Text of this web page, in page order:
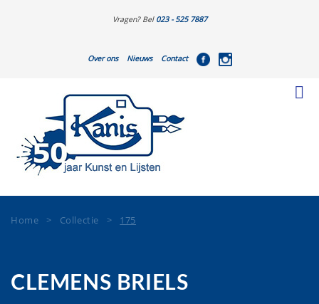
Vragen? Bel 023 - 525 7887
Over ons Nieuws Contact
Home > Collectie > 175
CLEMENS BRIELS